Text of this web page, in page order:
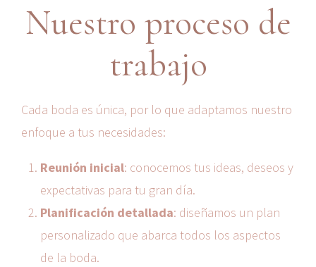
Nuestro proceso de
trabajo
Cada boda es única, por lo que adaptamos nuestro
enfoque a tus necesidades:
Reunión inicial: conocemos tus ideas, deseos y
expectativas para tu gran día.
Planificación detallada: diseñamos un plan
personalizado que abarca todos los aspectos
de la boda.